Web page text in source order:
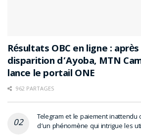
Résultats OBC en ligne :
disparition d’Ayoba, MTN
lance le portail ONE
962 PARTAGES
Telegram et le paiement inattendu
d’un phénomène qui intrigue les